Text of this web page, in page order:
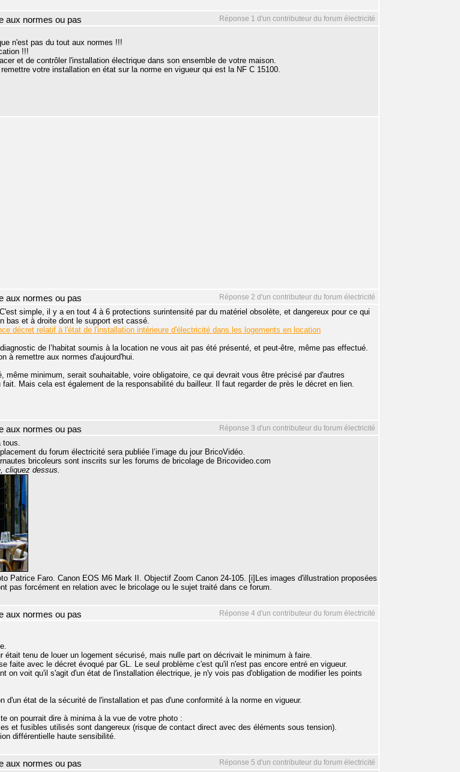
Réponse 1 d'un contributeur du forum électricité
aux normes ou pas
n'est pas du tout aux normes !!!
!!!
et de contrôler l'installation électrique dans son ensemble de votre maison.
votre installation en état sur la norme en vigueur qui est la NF C 15100.
Réponse 2 d'un contributeur du forum électricité
aux normes ou pas
simple, il y a en tout 4 à 6 protections surintensité par du matériel obsolète, et dangereux pour ce qui
bas et à droite dont le support est cassé.
décret relatif à l'état de l'installation intérieure d'électricité dans les logements en location
diagnostic de l’habitat soumis à la location ne vous ait pas été présenté, et peut-être, même pas effectué.
à remettre aux normes d'aujourd'hui.
même minimum, serait souhaitable, voire obligatoire, ce qui devrait vous être précisé par d'autres
Mais cela est également de la responsabilité du bailleur. Il faut regarder de près le décret en lien.
Réponse 3 d'un contributeur du forum électricité
aux normes ou pas
tous.
du forum électricité sera publiée l’image du jour BricoVidéo.
bricoleurs sont inscrits sur les forums de bricolage de Bricovideo.com
cliquez dessus.
Patrice Faro. Canon EOS M6 Mark II. Objectif Zoom Canon 24-105. [i]Les images d'illustration proposées
pas forcément en relation avec le bricolage ou le sujet traité dans ce forum.
Réponse 4 d'un contributeur du forum électricité
aux normes ou pas
était tenu de louer un logement sécurisé, mais nulle part on décrivait le minimum à faire.
faite avec le décret évoqué par GL. Le seul problème c'est qu'il n'est pas encore entré en vigueur.
on voit qu'il s'agit d'un état de l'installation électrique, je n'y vois pas d'obligation de modifier les points
d'un état de la sécurité de l'installation et pas d'une conformité à la norme en vigueur.
on pourrait dire à minima à la vue de votre photo :
et fusibles utilisés sont dangereux (risque de contact direct avec des éléments sous tension).
différentielle haute sensibilité.
Réponse 5 d'un contributeur du forum électricité
aux normes ou pas